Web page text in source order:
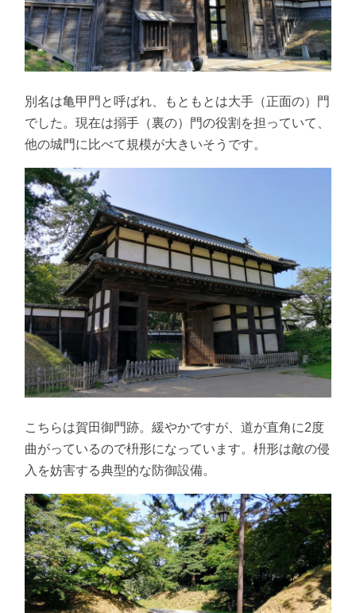
別名は亀甲門と呼ばれ、もともとは大手（正面の）門
でした。現在は搦手（裏の）門の役割を担っていて、
他の城門に比べて規模が大きいそうです。
こちらは賀田御門跡。緩やかですが、道が直角に2度
曲がっているので枡形になっています。枡形は敵の侵
入を妨害する典型的な防御設備。